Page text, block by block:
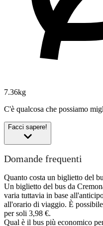
7.36kg
C'è qualcosa che possiamo
Facci sapere!
Domande frequenti
Quanto costa un biglietto del
Un biglietto del bus da
varia tuttavia in base
all'orario di viaggio. È
per soli 3,98 €.
Qual è il bus più economico